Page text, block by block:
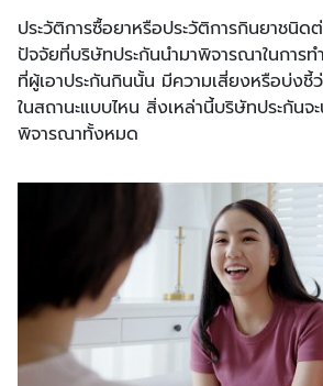
ประวัติการซื้อยาหรือประวัติการกินยาชนิ
ปัจจัยที่บริษัทประกันนำมาพิจารณาในการท
ที่ผู้เอาประกันกินนั้น มีความเสี่ยงหรือบ่ง
ในสถานะแบบไหน สิ่งเหล่านี้บริษัทประกันจ
พิจารณาทั้งหมด